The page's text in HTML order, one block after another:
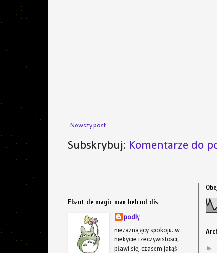
Nowszy post
Subskrybuj: Komentarze do
Ebaut de magic man behind dis
podly
niezaznający spokoju. w
niebycie rzeczywistości,
pławi się, czasem jakąś
►